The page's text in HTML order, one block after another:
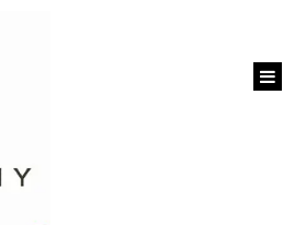
geld lenen 5000 euro